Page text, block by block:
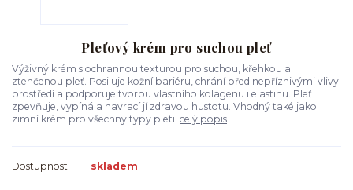
Pleťový krém pro suchou pleť
Výživný krém s ochrannou texturou pro suchou, křehkou a
ztenčenou pleť. Posiluje kožní bariéru, chrání před nepříznivými vlivy
prostředí a podporuje tvorbu vlastního kolagenu i elastinu. Pleť
zpevňuje, vypíná a navrací jí zdravou hustotu. Vhodný také jako
zimní krém pro všechny typy pleti. celý popis
Dostupnost skladem